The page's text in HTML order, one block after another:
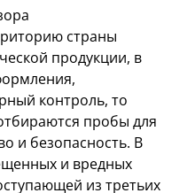
страны
продукции, в
контроль, то
пробы для
и безопасность. В
и вредных
из третьих